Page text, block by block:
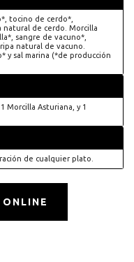
tocino de cerdo*,
natural de cerdo. Morcilla
sangre de vacuno*,
natural de vacuno.
y sal marina (*de producción
Morcilla Asturiana, y 1
de cualquier plato.